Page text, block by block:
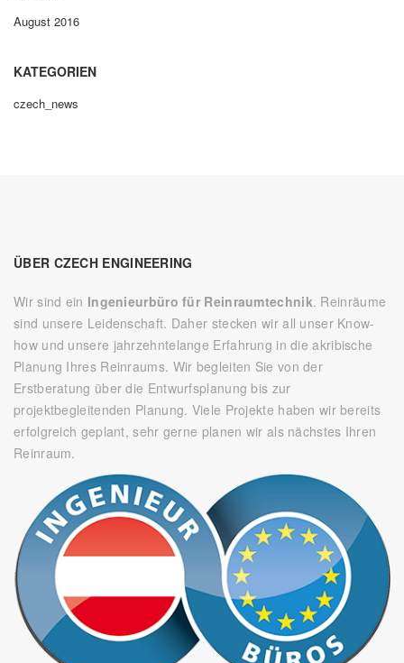
August 2016
KATEGORIEN
czech_news
ÜBER CZECH ENGINEERING
Wir sind ein Ingenieurbüro für Reinraumtechnik. Reinräume
sind unsere Leidenschaft. Daher stecken wir all unser Know-
how und unsere jahrzehntelange Erfahrung in die akribische
Planung Ihres Reinraums. Wir begleiten Sie von der
Erstberatung über die Entwurfsplanung bis zur
projektbegleitenden Planung. Viele Projekte haben wir bereits
erfolgreich geplant, sehr gerne planen wir als nächstes Ihren
Reinraum.